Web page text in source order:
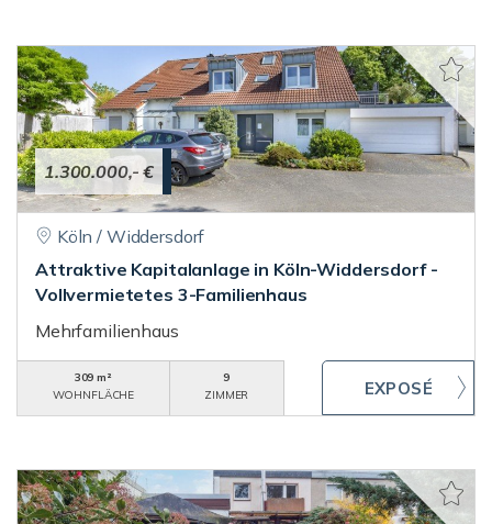
1.300.000,- €
Köln / Widdersdorf
Attraktive Kapitalanlage in Köln-Widdersdorf -
Vollvermietetes 3-Familienhaus
Mehrfamilienhaus
309 m²
WOHNFLÄCHE
9
ZIMMER